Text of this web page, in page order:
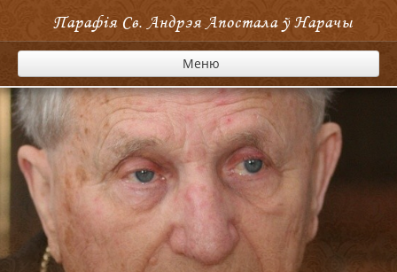
Парафія Cв. Андрэя Апостала ў Нарачы
Меню